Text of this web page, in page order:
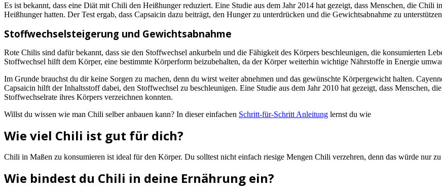
Es ist bekannt, dass eine Diät mit Chili den Heißhunger reduziert. Eine Studie aus dem Jahr 2014 hat gezeigt, dass Menschen, die
Heißhunger hatten. Der Test ergab, dass Capsaicin dazu beiträgt, den Hunger zu unterdrücken und die Gewichtsabnahme zu
Stoffwechselsteigerung und Gewichtsabnahme
Rote Chilis sind dafür bekannt, dass sie den Stoffwechsel ankurbeln und die Fähigkeit des Körpers beschleunigen, die konsumierten
Stoffwechsel hilft dem Körper, eine bestimmte Körperform beizubehalten, da der Körper weiterhin wichtige Nährstoffe in Energie
Im Grunde brauchst du dir keine Sorgen zu machen, denn du wirst weiter abnehmen und das gewünschte Körpergewicht halten.
Capsaicin hilft der Inhaltsstoff dabei, den Stoffwechsel zu beschleunigen. Eine Studie aus dem Jahr 2010 hat gezeigt, dass Menschen,
Stoffwechselrate ihres Körpers verzeichnen konnten.
Willst du wissen wie man Chili selber anbauen kann? In dieser einfachen Schritt-für-Schritt Anleitung lernst du wie
Wie viel Chili ist gut für dich?
Chili in Maßen zu konsumieren ist ideal für den Körper. Du solltest nicht einfach riesige Mengen Chili verzehren, denn das würde nur
Wie bindest du Chili in deine Ernährung ein?